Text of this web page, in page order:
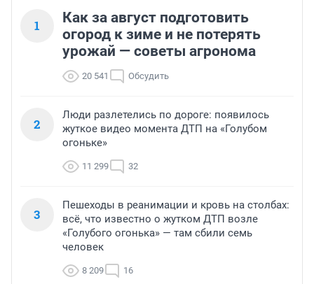
1
Как за август подготовить
огород к зиме и не потерять
урожай — советы агронома
20 541 Обсудить
2
Люди разлетелись по дороге: появилось
жуткое видео момента ДТП на «Голубом
огоньке»
11 299 32
3
Пешеходы в реанимации и кровь на столбах:
всё, что известно о жутком ДТП возле
«Голубого огонька» — там сбили семь
человек
8 209 16